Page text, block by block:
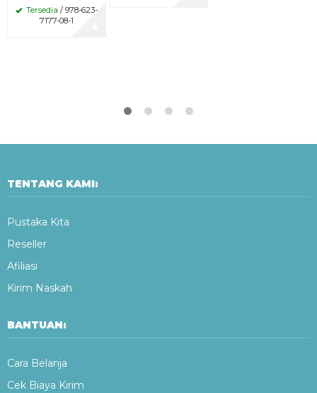
Tersedia / 978-623-
7177-08-1
TENTANG KAMI:
Pustaka Kita
Reseller
Afiliasi
Kirim Naskah
BANTUAN:
Cara Belanja
Cek Biaya Kirim